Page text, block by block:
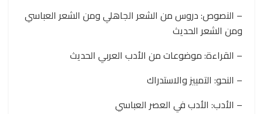
– النصوص: دروس من الشعر الجاهلي ومن الشعر العباسي
ومن الشعر الحديث
– القراءة: موضوعات من الأدب العربي الحديث
– النحو: التمييز والاستدراك
– الأدب: الأدب في العصر العباسي